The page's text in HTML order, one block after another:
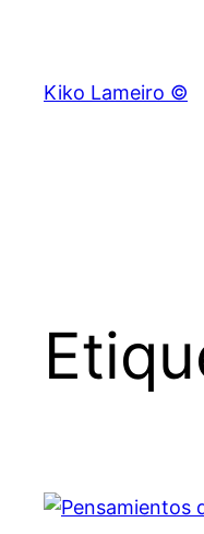
contenido
Kiko Lameiro ©